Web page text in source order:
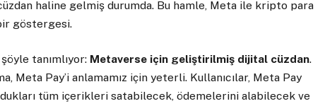
haline gelmiş durumda. Bu hamle, Meta ile kripto para
göstergesi.
tanımlıyor: Metaverse için geliştirilmiş dijital cüzdan.
Meta Pay’i anlamamız için yeterli. Kullanıcılar, Meta Pay
tüm içerikleri satabilecek, ödemelerini alabilecek ve